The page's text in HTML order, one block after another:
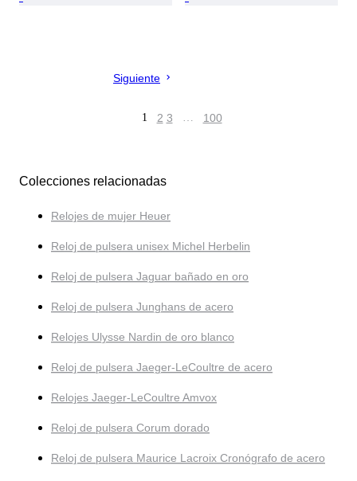
Siguiente
1 2 3 … 100
Colecciones relacionadas
Relojes de mujer Heuer
Reloj de pulsera unisex Michel Herbelin
Reloj de pulsera Jaguar bañado en oro
Reloj de pulsera Junghans de acero
Relojes Ulysse Nardin de oro blanco
Reloj de pulsera Jaeger-LeCoultre de acero
Relojes Jaeger-LeCoultre Amvox
Reloj de pulsera Corum dorado
Reloj de pulsera Maurice Lacroix Cronógrafo de acero